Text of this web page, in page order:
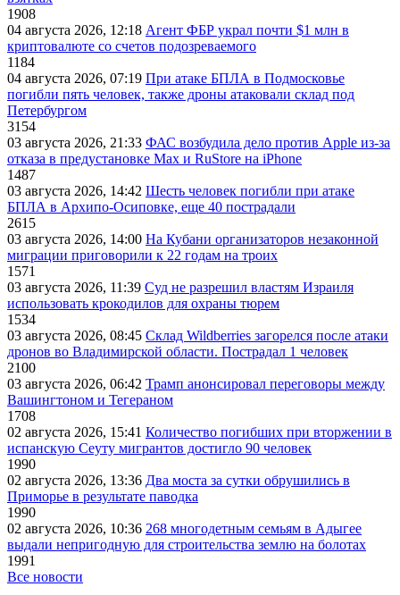
1908
04 августа 2026, 12:18 Агент ФБР украл почти $1 млн в
криптовалюте со счетов подозреваемого
1184
04 августа 2026, 07:19 При атаке БПЛА в Подмосковье
погибли пять человек, также дроны атаковали склад под
Петербургом
3154
03 августа 2026, 21:33 ФАС возбудила дело против Apple из-за
отказа в предустановке Max и RuStore на iPhone
1487
03 августа 2026, 14:42 Шесть человек погибли при атаке
БПЛА в Архипо-Осиповке, еще 40 пострадали
2615
03 августа 2026, 14:00 На Кубани организаторов незаконной
миграции приговорили к 22 годам на троих
1571
03 августа 2026, 11:39 Суд не разрешил властям Израиля
использовать крокодилов для охраны тюрем
1534
03 августа 2026, 08:45 Склад Wildberries загорелся после атаки
дронов во Владимирской области. Пострадал 1 человек
2100
03 августа 2026, 06:42 Трамп анонсировал переговоры между
Вашингтоном и Тегераном
1708
02 августа 2026, 15:41 Количество погибших при вторжении в
испанскую Сеуту мигрантов достигло 90 человек
1990
02 августа 2026, 13:36 Два моста за сутки обрушились в
Приморье в результате паводка
1990
02 августа 2026, 10:36 268 многодетным семьям в Адыгее
выдали непригодную для строительства землю на болотах
1991
Все новости